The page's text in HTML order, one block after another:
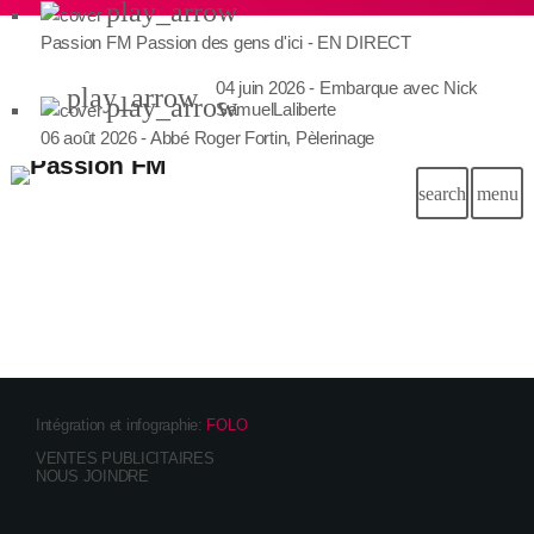
play_arrow
Passion FM Passion des gens d'ici - EN DIRECT
play_arrow
06 août 2026 - Abbé Roger Fortin, Pèlerinage
search menu
play_arrow
04 juin 2026 - Embarque avec Nick
SamuelLaliberte
Intégration et infographie: FOLO
VENTES PUBLICITAIRES
NOUS JOINDRE